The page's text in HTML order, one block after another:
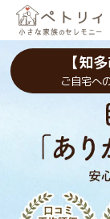
【知
ご自宅へ